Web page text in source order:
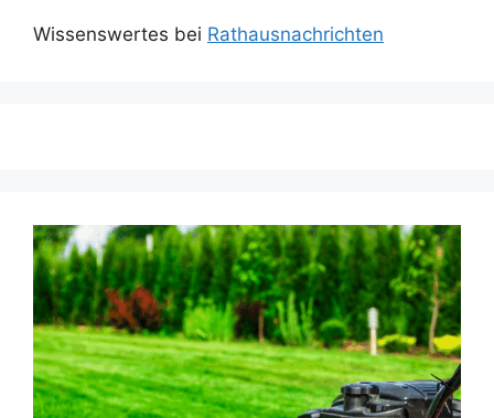
Wissenswertes bei Rathausnachrichten